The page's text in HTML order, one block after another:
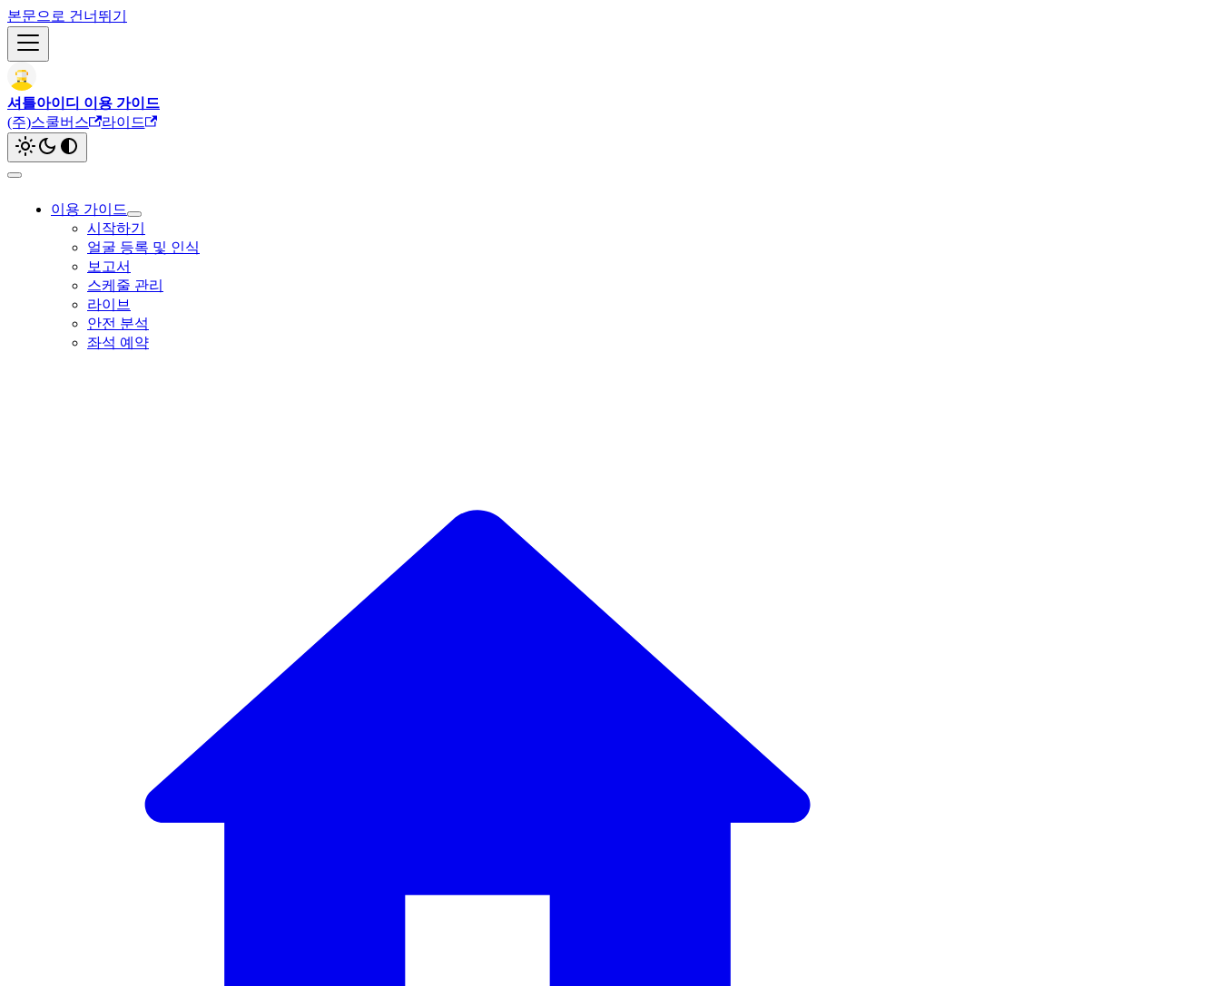
본문으로 건너뛰기
셔틀아이디 이용 가이드
(주)스쿨버스
라이드
이용 가이드
시작하기
얼굴 등록 및 인식
보고서
스케줄 관리
라이브
안전 분석
좌석 예약